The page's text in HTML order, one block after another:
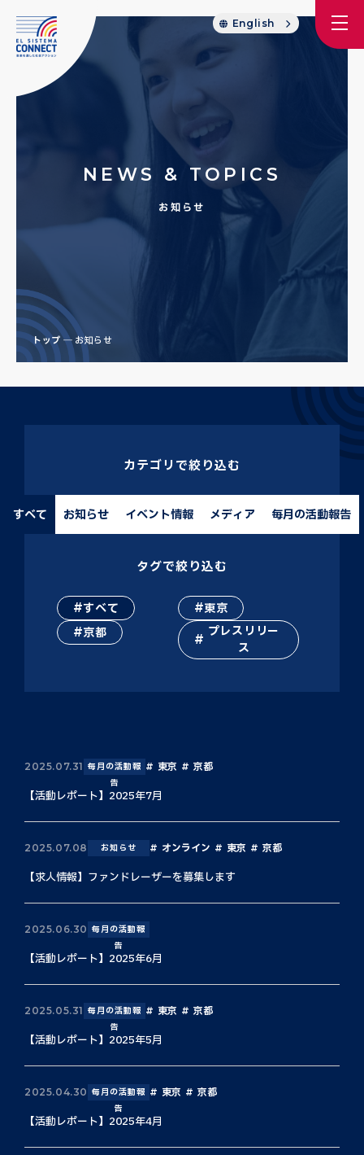
English
NEWS & TOPICS
お知らせ
トップ お知らせ
カテゴリで絞り込む
すべて お知らせ イベント情報 メディア 毎月の活動報告
タグで絞り込む
すべて
東京
京都
プレスリリー
ス
2025.07.31 毎月の活動報
告
東京 京都
【活動レポート】2025年7月
2025.07.08 お知らせ オンライン 東京 京都
【求人情報】ファンドレーザーを募集します
2025.06.30 毎月の活動報
告
【活動レポート】2025年6月
2025.05.31 毎月の活動報
告
東京 京都
【活動レポート】2025年5月
2025.04.30 毎月の活動報
告
東京 京都
【活動レポート】2025年4月